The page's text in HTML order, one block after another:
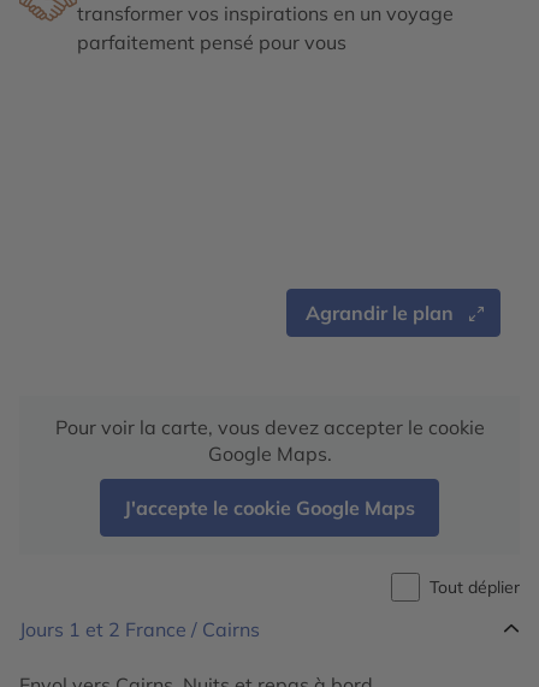
transformer vos inspirations en un voyage
parfaitement pensé pour vous
Agrandir le plan
Pour voir la carte, vous devez accepter le cookie
Google Maps.
J'accepte le cookie Google Maps
Tout déplier
Jours 1 et 2 France / Cairns